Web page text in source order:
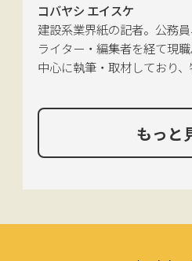
を手掛ける。現在は特に建築
産、さらにはDX分野を探究
コバヤシ エイスケ
建設系業界紙の記者。公務
ライター・編集者を経て現
中心に執筆・取材しており
もっと